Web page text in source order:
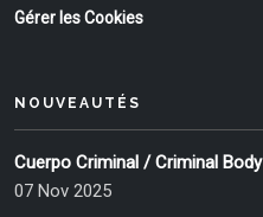
Gérer les Cookies
NOUVEAUTÉS
Cuerpo Criminal / Criminal Body
07 Nov 2025